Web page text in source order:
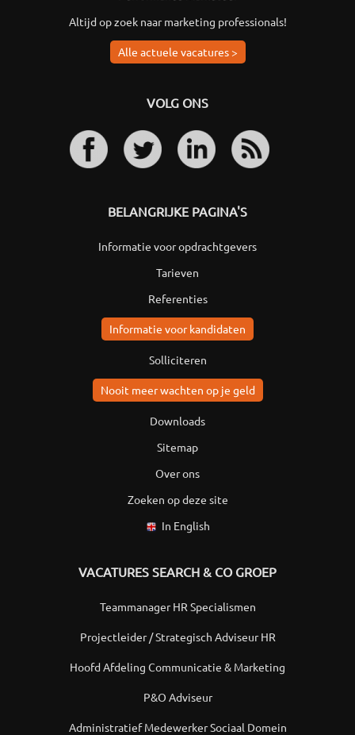
Altijd op zoek naar marketing professionals!
Alle actuele vacatures >
VOLG ONS
BELANGRIJKE PAGINA'S
Informatie voor opdrachtgevers
Tarieven
Referenties
Informatie voor kandidaten
Solliciteren
Nooit meer wachten op je geld
Downloads
Sitemap
Over ons
Zoeken op deze site
In English
VACATURES SEARCH & CO GROEP
Teammanager HR Specialismen
Projectleider / Strategisch Adviseur HR
Hoofd Afdeling Communicatie & Marketing
P&O Adviseur
Administratief Medewerker Sociaal Domein